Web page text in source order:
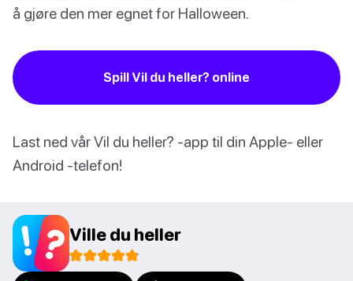
å gjøre den mer egnet for Halloween.
Spill Vil du heller? online
Last ned vår Vil du heller? -app til din Apple- eller
Android -telefon!
Ville du heller